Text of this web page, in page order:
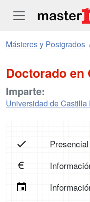
Másteres y Postgrados
Doctorado en
Imparte:
Universidad de Castilla